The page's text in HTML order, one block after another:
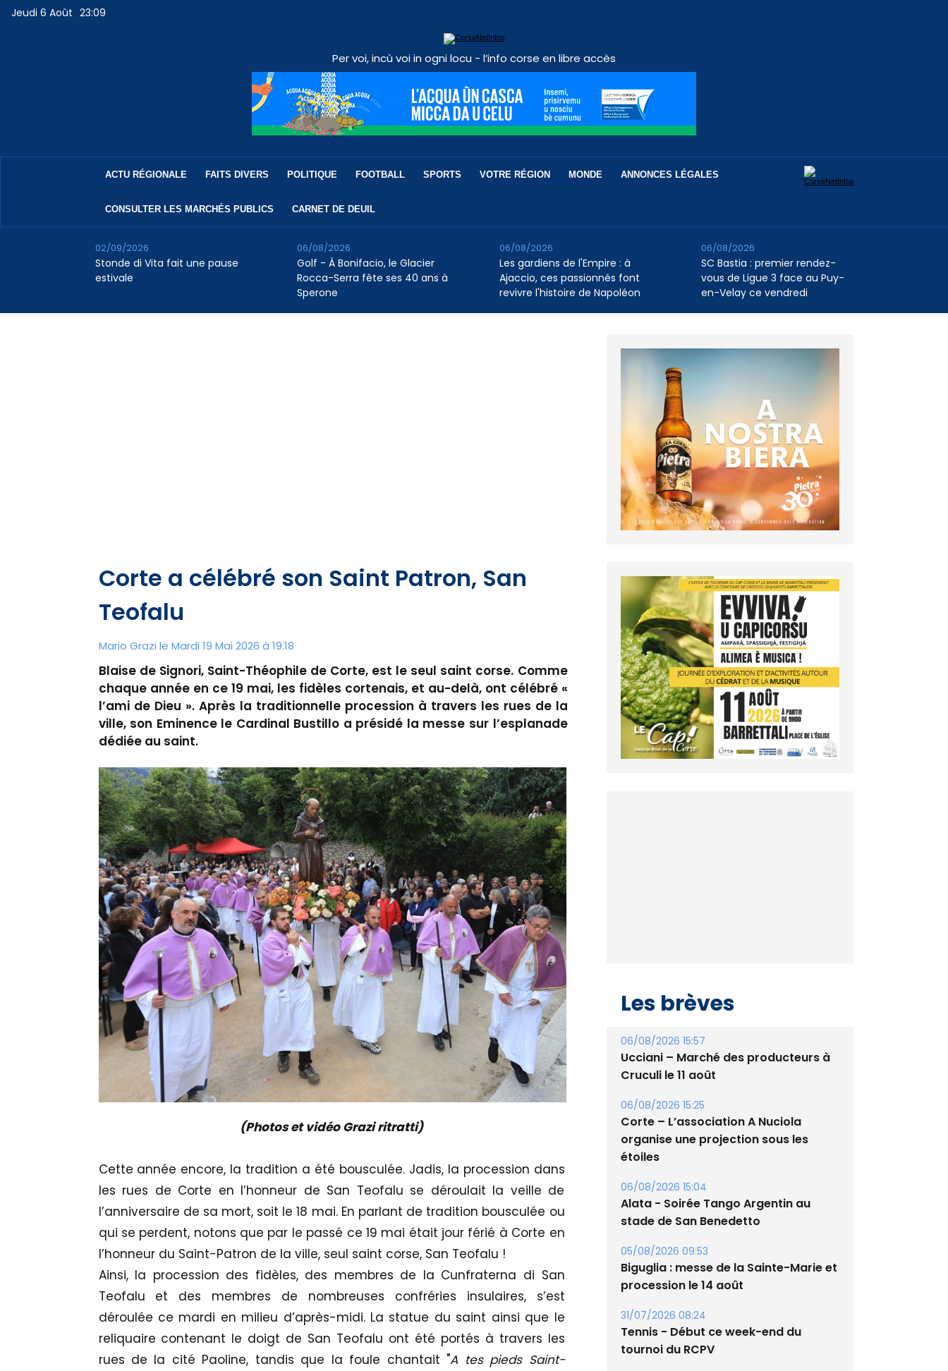
Jeudi 6 Août 23:09
Per voi, incù voi in ogni locu - l’info corse en libre accès
ACTU RÉGIONALE FAITS DIVERS POLITIQUE FOOTBALL SPORTS VOTRE RÉGION MONDE ANNONCES LÉGALES
CONSULTER LES MARCHÉS PUBLICS CARNET DE DEUIL
Stonde di Vita fait une pause
estivale
02/09/2026
Golf - À Bonifacio, le Glacier
Rocca-Serra fête ses 40 ans à
Sperone
06/08/2026
Les gardiens de l'Empire : à
Ajaccio, ces passionnés font
revivre l'histoire de Napoléon
06/08/2026
SC Bastia : premier rendez-
vous de Ligue 3 face au Puy-
en-Velay ce vendredi
06/08/2026
Corte a célébré son Saint Patron, San
Teofalu
Mario Grazi le Mardi 19 Mai 2026 à 19:18
Blaise de Signori, Saint-Théophile de Corte, est le seul saint corse. Comme
chaque année en ce 19 mai, les fidèles cortenais, et au-delà, ont célébré «
l’ami de Dieu ». Après la traditionnelle procession à travers les rues de la
ville, son Eminence le Cardinal Bustillo a présidé la messe sur l’esplanade
dédiée au saint.
(Photos et vidéo Grazi ritratti)
Cette année encore, la tradition a été bousculée. Jadis, la procession dans
les rues de Corte en l’honneur de San Teofalu se déroulait la veille de
l’anniversaire de sa mort, soit le 18 mai. En parlant de tradition bousculée ou
qui se perdent, notons que par le passé ce 19 mai était jour férié à Corte en
l’honneur du Saint-Patron de la ville, seul saint corse, San Teofalu !
Ainsi, la procession des fidèles, des membres de la Cunfraterna di San
Teofalu et des membres de nombreuses confréries insulaires, s’est
déroulée ce mardi en milieu d’après-midi. La statue du saint ainsi que le
reliquaire contenant le doigt de San Teofalu ont été portés à travers les
rues de la cité Paoline, tandis que la foule chantait "A tes pieds Saint-
Les brèves
06/08/2026 15:57
Ucciani – Marché des producteurs à
Cruculi le 11 août
06/08/2026 15:25
Corte – L’association A Nuciola
organise une projection sous les
étoiles
06/08/2026 15:04
Alata - Soirée Tango Argentin au
stade de San Benedetto
05/08/2026 09:53
Biguglia : messe de la Sainte-Marie et
procession le 14 août
31/07/2026 08:24
Tennis - Début ce week-end du
tournoi du RCPV